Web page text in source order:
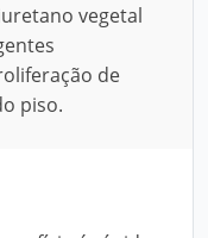
vegetal
de
piso.